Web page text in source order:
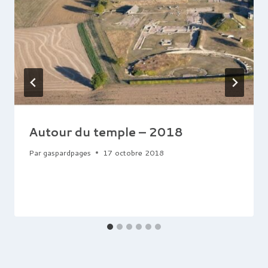
Autour du temple – 2018
Par gaspardpages 17 octobre 2018